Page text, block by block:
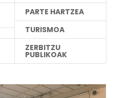
PARTE HARTZEA
TURISMOA
ZERBITZU
PUBLIKOAK